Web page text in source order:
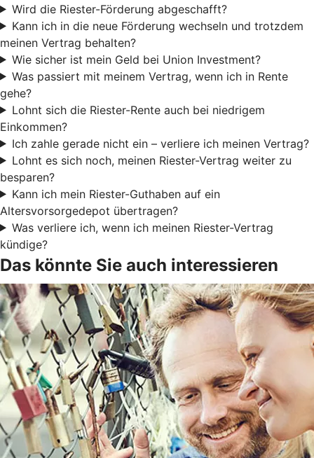
Wird die Riester-Förderung abgeschafft?
Kann ich in die neue Förderung wechseln und trotzdem
meinen Vertrag behalten?
Wie sicher ist mein Geld bei Union Investment?
Was passiert mit meinem Vertrag, wenn ich in Rente
gehe?
Lohnt sich die Riester-Rente auch bei niedrigem
Einkommen?
Ich zahle gerade nicht ein – verliere ich meinen Vertrag?
Lohnt es sich noch, meinen Riester-Vertrag weiter zu
besparen?
Kann ich mein Riester-Guthaben auf ein
Altersvorsorgedepot übertragen?
Was verliere ich, wenn ich meinen Riester-Vertrag
kündige?
Das könnte Sie auch interessieren